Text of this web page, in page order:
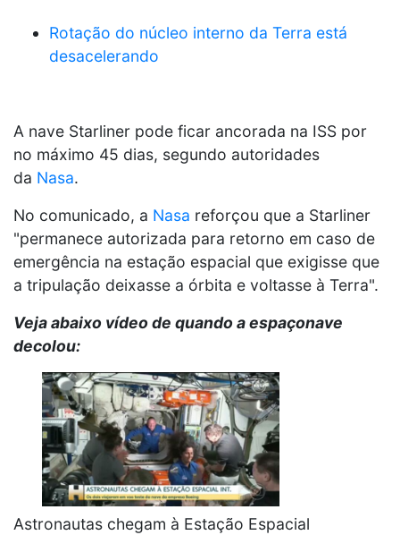
Rotação do núcleo interno da Terra está
desacelerando
A nave Starliner pode ficar ancorada na ISS por
no máximo 45 dias, segundo autoridades
da Nasa.
No comunicado, a Nasa reforçou que a Starliner
"permanece autorizada para retorno em caso de
emergência na estação espacial que exigisse que
a tripulação deixasse a órbita e voltasse à Terra".
Veja abaixo vídeo de quando a espaçonave
decolou:
Astronautas chegam à Estação Espacial